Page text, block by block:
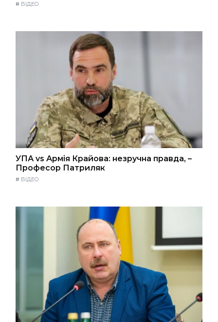
# ВІДЕО
УПА vs Армія Крайова: незручна правда, –
Професор Патриляк
# ВІДЕО